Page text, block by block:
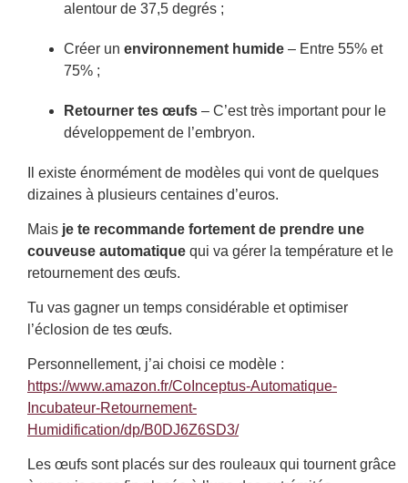
alentour de 37,5 degrés ;
Créer un environnement humide – Entre 55% et
75% ;
Retourner tes œufs – C’est très important pour le
développement de l’embryon.
Il existe énormément de modèles qui vont de quelques
dizaines à plusieurs centaines d’euros.
Mais je te recommande fortement de prendre une
couveuse automatique qui va gérer la température et le
retournement des œufs.
Tu vas gagner un temps considérable et optimiser
l’éclosion de tes œufs.
Personnellement, j’ai choisi ce modèle :
https://www.amazon.fr/CoInceptus-Automatique-
Incubateur-Retournement-
Humidification/dp/B0DJ6Z6SD3/
Les œufs sont placés sur des rouleaux qui tournent grâce